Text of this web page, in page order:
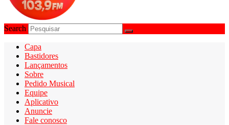
Search
Capa
Bastidores
Lançamentos
Sobre
Pedido Musical
Equipe
Aplicativo
Anuncie
Fale conosco